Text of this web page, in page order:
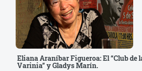
Eliana Araníbar Figueroa: El “Club de
Varinia” y Gladys Marín.